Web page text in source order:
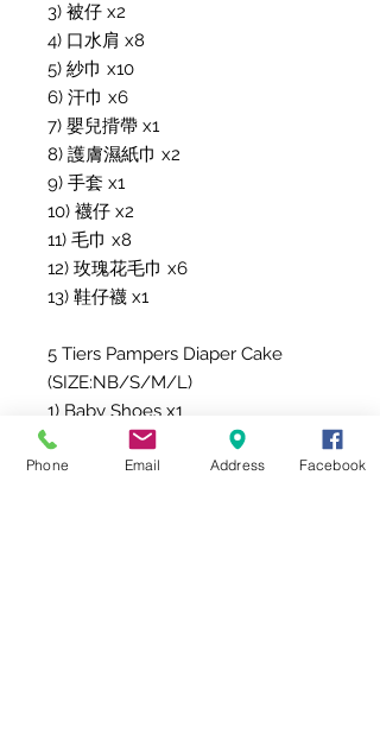
3) 被仔 x2
4) 口水肩 x8
5) 紗巾 x10
6) 汗巾 x6
7) 嬰兒揹帶 x1
8) 護膚濕紙巾 x2
9) 手套 x1
10) 襪仔 x2
11) 毛巾 x8
12) 玫瑰花毛巾 x6
13) 鞋仔襪 x1
5 Tiers Pampers Diaper Cake
(SIZE:NB/S/M/L)
1) Baby Shoes x1
2) Baby Suit x3
3) Baby Towel /Pads/Blanket x2
Phone Email Address Facebook